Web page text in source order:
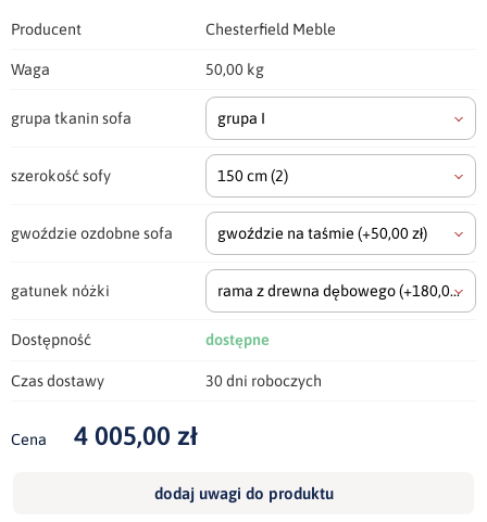
Producent Chesterfield Meble
Waga 50,00 kg
grupa tkanin sofa grupa I
szerokość sofy 150 cm(2)
gwoździe ozdobne sofa gwoździe na taśmie (+50,00 zł)
gatunek nóżki rama z drewna dębowego(+180,00 zł)
Dostępność dostępne
Czas dostawy 30 dni roboczych
Cena 4 005,00 zł
dodaj uwagi do produktu